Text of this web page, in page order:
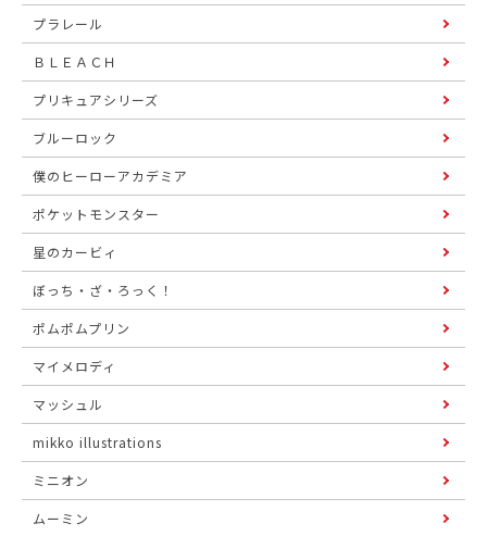
プラレール
ＢＬＥＡＣＨ
プリキュアシリーズ
ブルーロック
僕のヒーローアカデミア
ポケットモンスター
星のカービィ
ぼっち・ざ・ろっく！
ポムポムプリン
マイメロディ
マッシュル
mikko illustrations
ミニオン
ムーミン